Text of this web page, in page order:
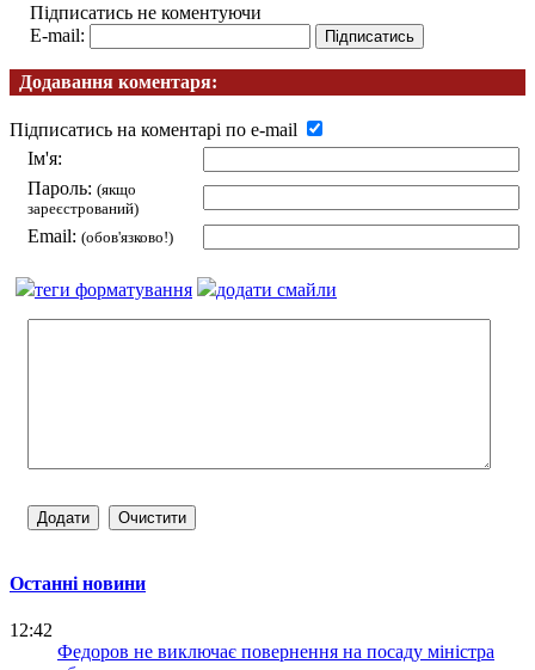
Підписатись не коментуючи
E-mail:
Додавання коментаря:
Підписатись на коментарі по e-mail
Ім'я:
Пароль: (якщо
зареєстрований)
Email: (обов'язково!)
теги форматування додати смайли
Останні новини
12:42
Федоров не виключає повернення на посаду міністра